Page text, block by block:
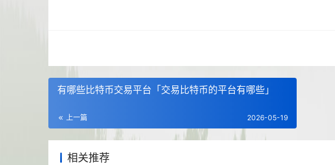
有哪些比特币交易平台「交易比特币的平台有哪些」
上一篇 2026-05-19
相关推荐